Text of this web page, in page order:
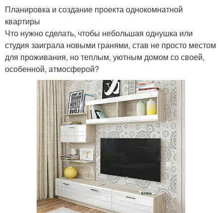
Планировка и создание проекта однокомнатной
квартиры
Что нужно сделать, чтобы небольшая однушка или
студия заиграла новыми гранями, став не просто местом
для проживания, но теплым, уютным домом со своей,
особенной, атмосферой?